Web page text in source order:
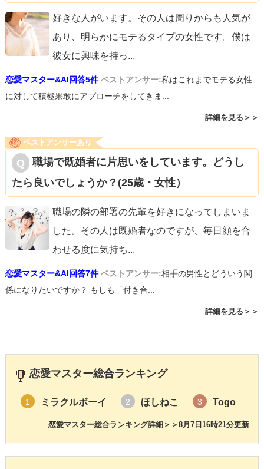
好きな人がいます。その人は周りからも人気が
あり、明らかにモテるタイプの女性です。僕は
彼女に興味を持っ...
恋愛マスター&AI回答5件 ベストアンサー:私はこれまでモテる女性
に対して積極果敢にアプローチをしてきま...
詳細を見る＞＞
ベストアンサーあり
職場で既婚者に片思いをしています。どうし
たら良いでしょうか？(25歳・女性）
職場の隣の部署の先輩を好きになってしまいま
した。その人は既婚者なのですが、毎日顔を合
わせる度に気持ち...
恋愛マスター&AI回答7件 ベストアンサー:相手の男性とどういう関
係になりたいですか？ もしも「付き合...
詳細を見る＞＞
恋愛マスター総合ランキング
1 ミラクルボーイ 2 ほしねこ 3 Togo
8月7日16時21分更新
恋愛マスター総合ランキング詳細＞＞